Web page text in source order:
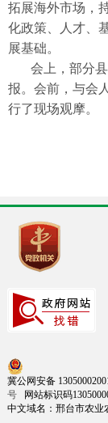
拓展海外市场，
化政策、人才、
展基础。
会上，部分
报。会前，与会
行了现场观摩。
冀公网安备
号网站标识码
中文域名：邢台市农业